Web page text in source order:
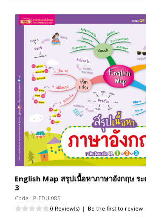
English Map สรุปเนื้อหาภาษาอังกฤษ
3
Code : P-EDU-085
0 Review(s) | Be the first to review